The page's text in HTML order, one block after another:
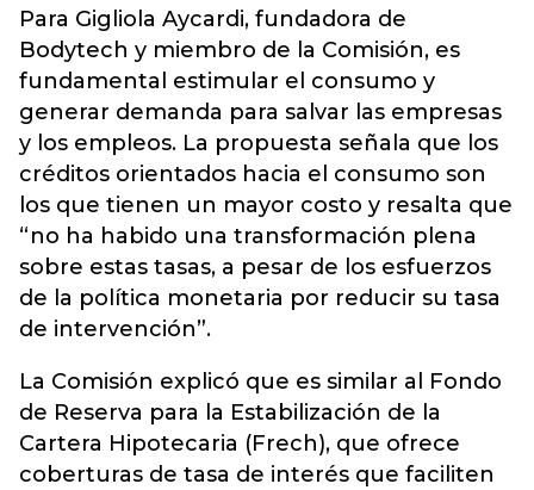
Para Gigliola Aycardi, fundadora de
Bodytech y miembro de la Comisión, es
fundamental estimular el consumo y
generar demanda para salvar las empresas
y los empleos. La propuesta señala que los
créditos orientados hacia el consumo son
los que tienen un mayor costo y resalta que
“no ha habido una transformación plena
sobre estas tasas, a pesar de los esfuerzos
de la política monetaria por reducir su tasa
de intervención”.
La Comisión explicó que es similar al Fondo
de Reserva para la Estabilización de la
Cartera Hipotecaria (Frech), que ofrece
coberturas de tasa de interés que faciliten